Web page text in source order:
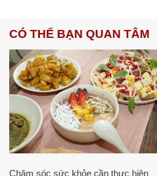
CÓ THỂ BẠN QUAN TÂM
Chăm sóc sức khỏe cần thực hiện